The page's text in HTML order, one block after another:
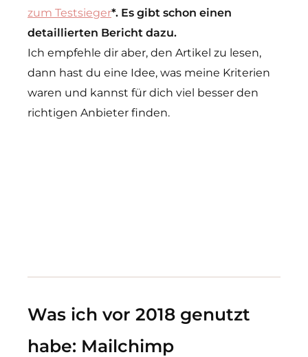
zum Testsieger*. Es gibt schon einen
detaillierten Bericht dazu.
Ich empfehle dir aber, den Artikel zu lesen,
dann hast du eine Idee, was meine Kriterien
waren und kannst für dich viel besser den
richtigen Anbieter finden.
Was ich vor 2018 genutzt
habe: Mailchimp